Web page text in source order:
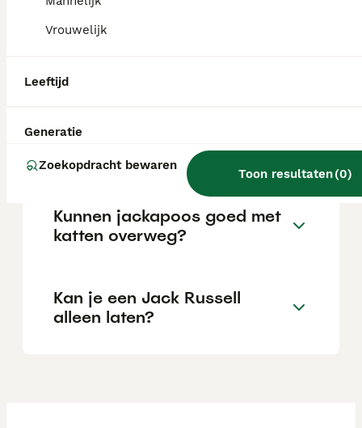
Vrouwelijk
Leeftijd
Generatie
Zoekopdracht bewaren
Toon resultaten(0)
hond?
Kan een jackapoo alleen
Kunnen jackapoos goed met
katten overweg?
Kan je een Jack Russell
alleen laten?